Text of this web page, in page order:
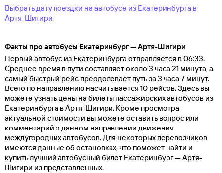
Выбрать дату поездки на автобусе из Екатеринбурга в
Артя-Шигири
Факты про автобусы Екатеринбург — Артя-Шигири
Первый автобус из Екатеринбурга отправляется в 06:33.
Среднее время в пути составляет около 3 часа 21 минута, а
самый быстрый рейс преодолевает путь за 3 часа 7 минут.
Всего по направлению насчитывается 10 рейсов. Здесь вы
можете узнать цены на билеты пассажирских автобусов из
Екатеринбурга в Артя-Шигири. Кроме просмотра
актуальной стоимости вы можете оставить вопрос или
комментарий о данном направлении движения
междугородних автобусов. Для некоторых перевозчиков
имеются данные об остановках, что поможет найти и
купить лучший автобусный билет Екатеринбург — Артя-
Шигири из представленных.